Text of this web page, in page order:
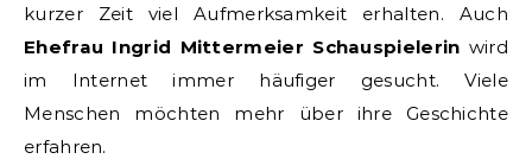
kurzer Zeit viel Aufmerksamkeit erhalten. Auch
Ehefrau Ingrid Mittermeier Schauspielerin wird
im Internet immer häufiger gesucht. Viele
Menschen möchten mehr über ihre Geschichte
erfahren.